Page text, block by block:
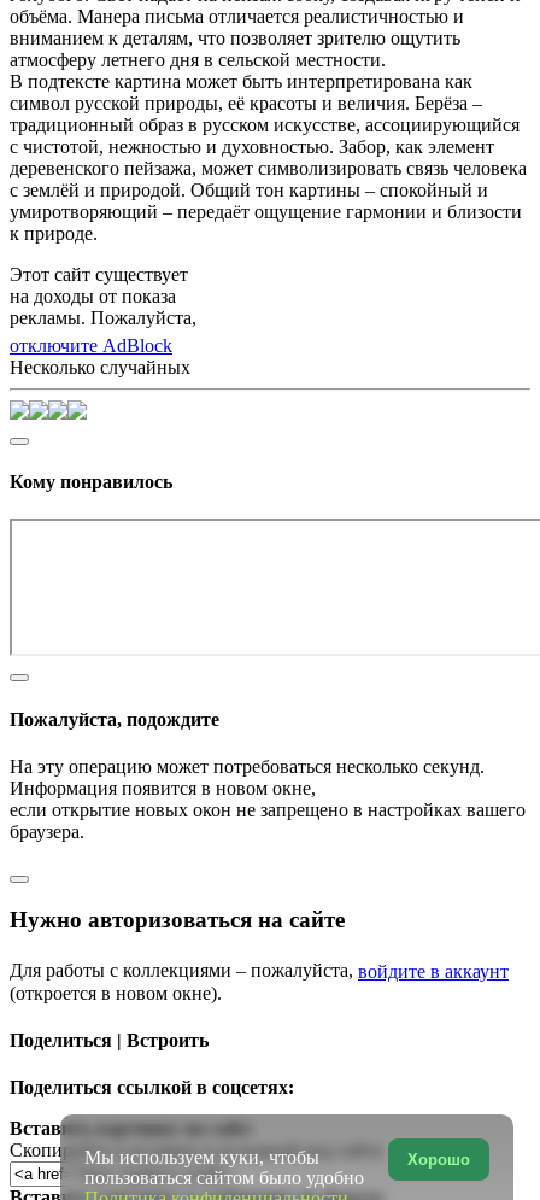
объёма. Манера письма отличается реалистичностью и
вниманием к деталям, что позволяет зрителю ощутить
атмосферу летнего дня в сельской местности.
В подтексте картина может быть интерпретирована как
символ русской природы, её красоты и величия. Берёза –
традиционный образ в русском искусстве, ассоциирующийся
с чистотой, нежностью и духовностью. Забор, как элемент
деревенского пейзажа, может символизировать связь человека
с землёй и природой. Общий тон картины – спокойный и
умиротворяющий – передаёт ощущение гармонии и близости
к природе.
Этот сайт существует
на доходы от показа
рекламы. Пожалуйста,
отключите AdBlock
Несколько случайных
Кому понравилось
Пожалуйста, подождите
На эту операцию может потребоваться несколько секунд.
Информация появится в новом окне,
если открытие новых окон не запрещено в настройках вашего
браузера.
Нужно авторизоваться на сайте
Для работы с коллекциями – пожалуйста, войдите в аккаунт
(откроется в новом окне).
Поделиться | Встроить
Поделиться ссылкой в соцсетях:
Вставить картинку на сайт:
Скопируйте и вставьте в исходный код сайта
Хорошо
Мы используем куки, чтобы
пользоваться сайтом было удобно